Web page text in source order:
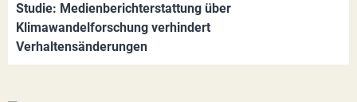
Studie: Medienberichterstattung über
Klimawandelforschung verhindert
Verhaltensänderungen